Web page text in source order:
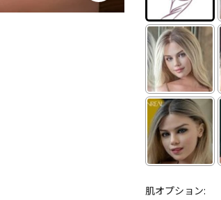
肌オプション: